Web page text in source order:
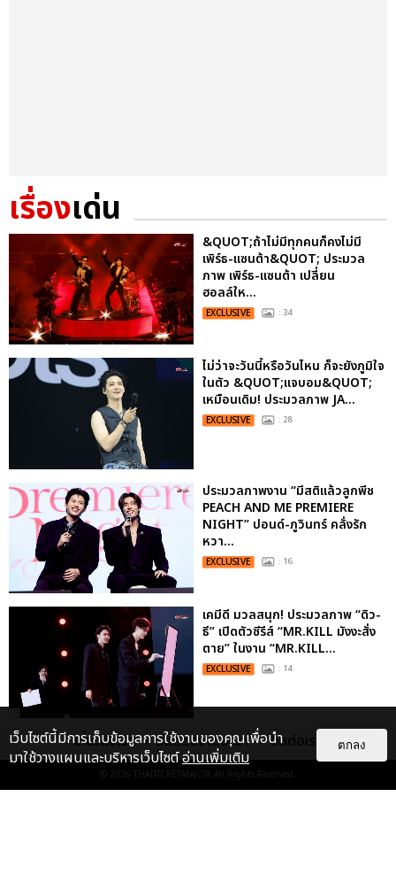
เรื่องเด่น
&QUOT;ถ้าไม่มีทุกคนก็คงไม่มี
เพิร์ธ-แซนต้า&QUOT; ประมวล
ภาพ เพิร์ธ-แซนต้า เปลี่ยน
ฮอลล์ให...
EXCLUSIVE : 34
ไม่ว่าจะวันนี้หรือวันไหน ก็จะยังภูมิใจ
ในตัว &QUOT;แจบอม&QUOT;
เหมือนเดิม! ประมวลภาพ JA...
EXCLUSIVE : 28
ประมวลภาพงาน “มีสติแล้วลูกพีช
PEACH AND ME PREMIERE
NIGHT” ปอนด์-ภูวินทร์ คลั่งรัก
หวา...
EXCLUSIVE : 16
เคมีดี มวลสนุก! ประมวลภาพ “ดิว-
ธี” เปิดตัวซีรีส์ “MR.KILL มังงะสั่ง
ตาย” ในงาน “MR.KILL...
EXCLUSIVE : 14
ประมวลภาพค่ำคืนแห่งความทรงจำ
ของ ITZY และมิดจีไทย ในวันที่
หัวใจส่องสว่างไปพร้อมกัน
EXCLUSIVE : 11
เกี่ยวกับเรา ติดต่อลงโฆษณา ติดต่อเรา
© 2026 THAITICKETMAJOR All Rights Reserved.
เว็บไซต์นี้มีการเก็บข้อมูลการใช้งานของคุณเพื่อนำ
มาใช้วางแผนและบริหารเว็บไซต์อ่านเพิ่มเติม
ตกลง